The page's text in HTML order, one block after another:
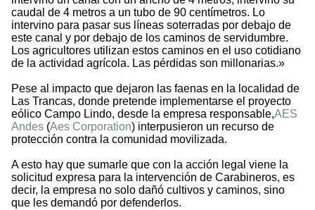
caudal de 4 metros a un tubo de 90 centímetros. Lo
intervino para pasar sus líneas soterradas por debajo de
este canal y por debajo de los caminos de servidumbre.
Los agricultores utilizan estos caminos en el uso cotidiano
de la actividad agrícola. Las pérdidas son millonarias.»
Pese al impacto que dejaron las faenas en la localidad de
Las Trancas, donde pretende implementarse el proyecto
eólico Campo Lindo, desde la empresa responsable,AES
Andes (Aes Corporation) interpusieron un recurso de
protección contra la comunidad movilizada.
A esto hay que sumarle que con la acción legal viene la
solicitud expresa para la intervención de Carabineros, es
decir, la empresa no solo dañó cultivos y caminos, sino
que les demandó por defenderlos.